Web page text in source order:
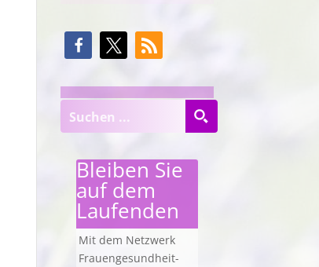
Bleiben Sie
auf dem
Laufenden
Mit dem Netzwerk
Frauengesundheit-